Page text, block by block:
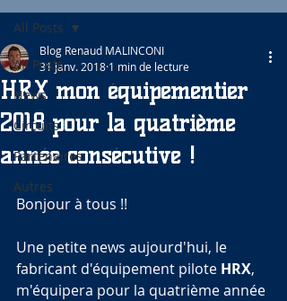
All Posts
News
Circuits
Partenaires
Autres
All Posts
HRX mon équipementier
2018 pour la quatrième
année consécutive !
Blog Renaud MALINCONI
31 janv. 2018 1 min de lecture
Bonjour à tous !!
Une petite news aujourd'hui, le
fabricant d'équipement pilote HRX,
m'équipera pour la quatrième année